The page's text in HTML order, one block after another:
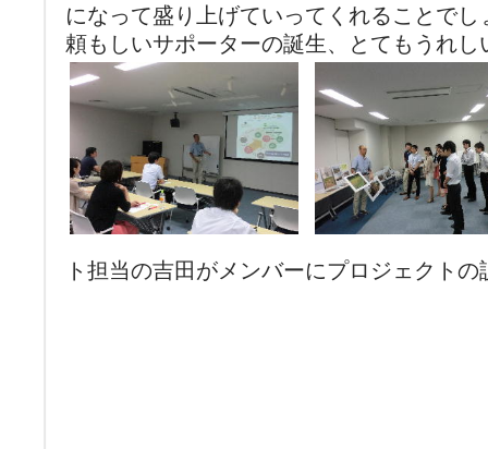
になって盛り上げていってくれることでし
頼もしいサポーターの誕生、とてもうれし
ト担当の吉田がメンバーにプロジェクト